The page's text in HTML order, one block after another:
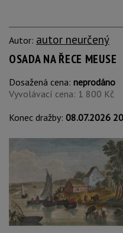
Autor: autor neurčený
OSADA NA ŘECE MEUSE
Dosažená cena: neprodáno
Vyvolávací cena: 1 800 Kč
Konec dražby: 08.07.2026